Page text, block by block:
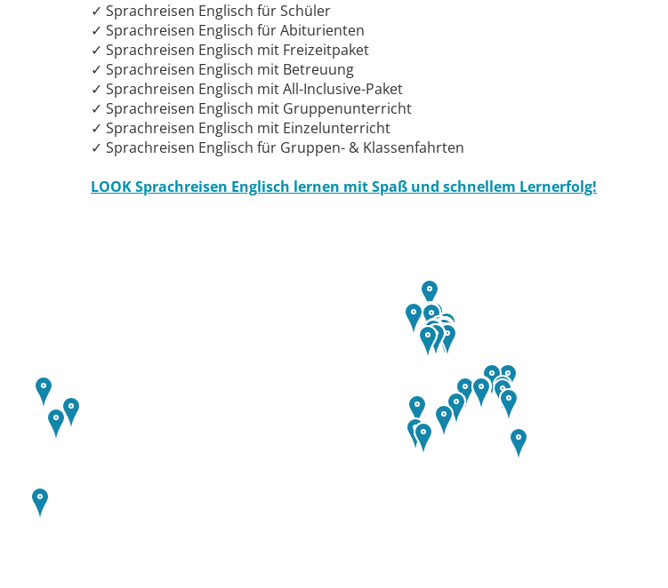
✓ Sprachreisen Englisch für Schüler
✓ Sprachreisen Englisch für Abiturienten
✓ Sprachreisen Englisch mit Freizeitpaket
✓ Sprachreisen Englisch mit Betreuung
✓ Sprachreisen Englisch mit All-Inclusive-Paket
✓ Sprachreisen Englisch mit Gruppenunterricht
✓ Sprachreisen Englisch mit Einzelunterricht
✓ Sprachreisen Englisch für Gruppen- & Klassenfahrten
LOOK Sprachreisen Englisch lernen mit Spaß und schnellem Lernerfolg!